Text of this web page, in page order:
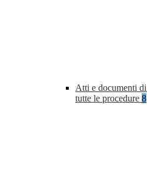
Atti e documenti
tutte le procedure 8